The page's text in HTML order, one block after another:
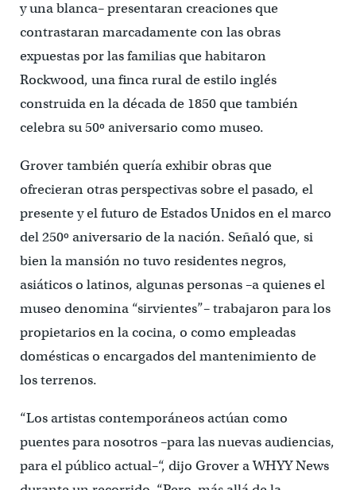
y una blanca– presentaran creaciones que
contrastaran marcadamente con las obras
expuestas por las familias que habitaron
Rockwood, una finca rural de estilo inglés
construida en la década de 1850 que también
celebra su 50º aniversario como museo.
Grover también quería exhibir obras que
ofrecieran otras perspectivas sobre el pasado, el
presente y el futuro de Estados Unidos en el marco
del 250º aniversario de la nación. Señaló que, si
bien la mansión no tuvo residentes negros,
asiáticos o latinos, algunas personas –a quienes el
museo denomina “sirvientes”– trabajaron para los
propietarios en la cocina, o como empleadas
domésticas o encargados del mantenimiento de
los terrenos.
“Los artistas contemporáneos actúan como
puentes para nosotros –para las nuevas audiencias,
para el público actual–“, dijo Grover a WHYY News